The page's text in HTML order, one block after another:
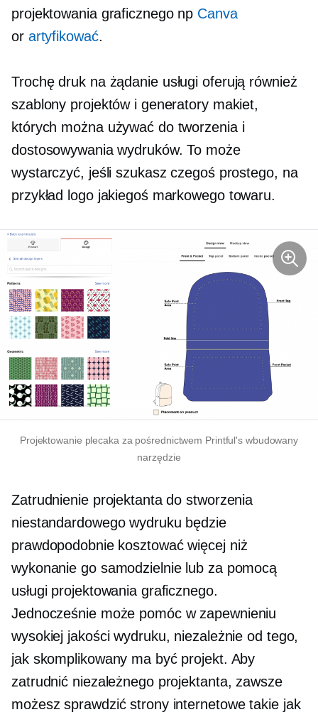
projektowania graficznego np Canva
or artyfikować.
Trochędruk na żądanieusługi oferują również
szablony projektów i generatory makiet,
których można używać do tworzenia i
dostosowywania wydruków. To może
wystarczyć, jeśli szukasz czegoś prostego, na
przykład logo jakiegoś markowego towaru.
Projektowanie plecaka za pośrednictwem Printful's wbudowany
narzędzie
Zatrudnienie projektanta do stworzenia
niestandardowego wydruku będzie
prawdopodobnie kosztować więcej niż
wykonanie go samodzielnie lub za pomocą
usługi projektowania graficznego.
Jednocześnie może pomóc w zapewnieniu
wysokiej jakości wydruku, niezależnie od tego,
jak skomplikowany ma być projekt. Aby
zatrudnić niezależnego projektanta, zawsze
możesz sprawdzić strony internetowe takie jak